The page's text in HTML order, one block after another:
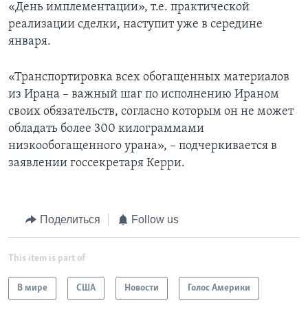
«День имплементации», т.е. практической
реализации сделки, наступит уже в середине
января.
«Транспортировка всех обогащенных материалов
из Ирана – важный шаг по исполнению Ираном
своих обязательств, согласно которым он не может
обладать более 300 килограммами
низкообогащенного урана», – подчеркивается в
заявлении госсекретаря Керри.
Поделиться Follow us
This item is part of
В мире США Новости Голос Америки